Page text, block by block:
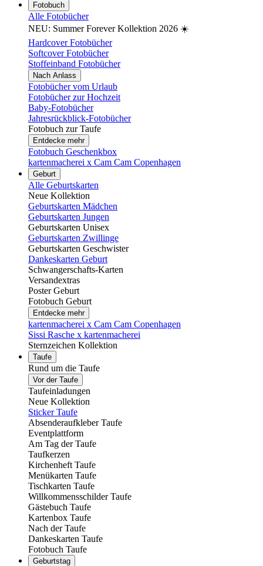
Fotobuch
Alle Fotobücher
NEU: Summer Forever Kollektion 2026 ☀️
Hardcover Fotobücher
Softcover Fotobücher
Stoffeinband Fotobücher
Nach Anlass
Fotobücher vom Urlaub
Fotobücher zur Hochzeit
Baby-Fotobücher
Jahresrückblick-Fotobücher
Fotobuch zur Taufe
Entdecke mehr
Fotobuch Geschenkbox
kartenmacherei x Cam Cam Copenhagen
Geburt
Alle Geburtskarten
Neue Kollektion
Geburtskarten Mädchen
Geburtskarten Jungen
Geburtskarten Unisex
Geburtskarten Zwillinge
Geburtskarten Geschwister
Dankeskarten Geburt
Schwangerschafts-Karten
Versandextras
Poster Geburt
Fotobuch Geburt
Entdecke mehr
kartenmacherei x Cam Cam Copenhagen
Sissi Rasche x kartenmacherei
Sternzeichen Kollektion
Taufe
Rund um die Taufe
Vor der Taufe
Taufeinladungen
Neue Kollektion
Sticker Taufe
Absenderaufkleber Taufe
Eventplattform
Am Tag der Taufe
Taufkerzen
Kirchenheft Taufe
Menükarten Taufe
Tischkarten Taufe
Willkommensschilder Taufe
Gästebuch Taufe
Kartenbox Taufe
Nach der Taufe
Dankeskarten Taufe
Fotobuch Taufe
Geburtstag